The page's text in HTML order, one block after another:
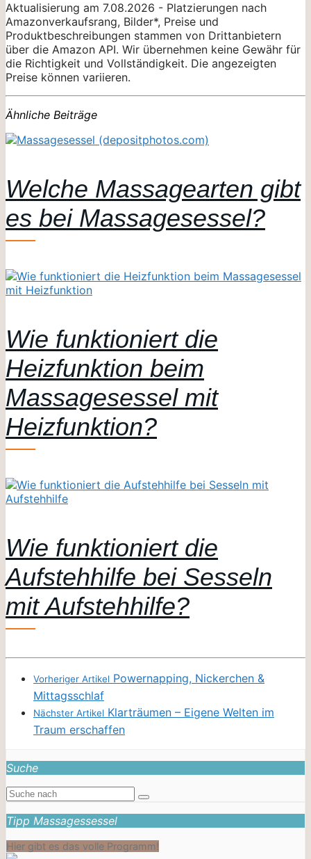
Aktualisierung am 7.08.2026 - Platzierungen nach
Amazonverkaufsrang, Bilder*, Preise und
Produktbeschreibungen stammen von Drittanbietern
über die Amazon API. Wir übernehmen keine Gewähr für
die Richtigkeit und Vollständigkeit. Die angezeigten
Preise können variieren.
Ähnliche Beiträge
Welche Massagearten gibt
es bei Massagesessel?
Wie funktioniert die
Heizfunktion beim
Massagesessel mit
Heizfunktion?
Wie funktioniert die
Aufstehhilfe bei Sesseln
mit Aufstehhilfe?
Vorheriger Artikel Powernapping, Nickerchen &
Mittagsschlaf
Nächster Artikel Klarträumen – Eigene Welten im
Traum erschaffen
Suche
Tipp Massagessessel
Hier gibt es das volle Programm!